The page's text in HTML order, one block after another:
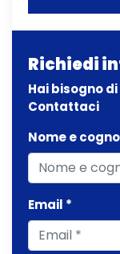
Richiedi
Hai bisogno
Contattaci
Nome e
Email *